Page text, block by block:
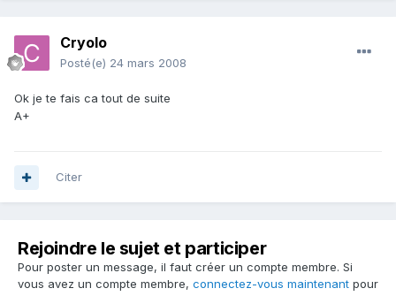
Cryolo
Posté(e) 24 mars 2008
Ok je te fais ca tout de suite
A+
Citer
Rejoindre le sujet et participer
Pour poster un message, il faut créer un compte membre. Si
vous avez un compte membre, connectez-vous maintenant pour